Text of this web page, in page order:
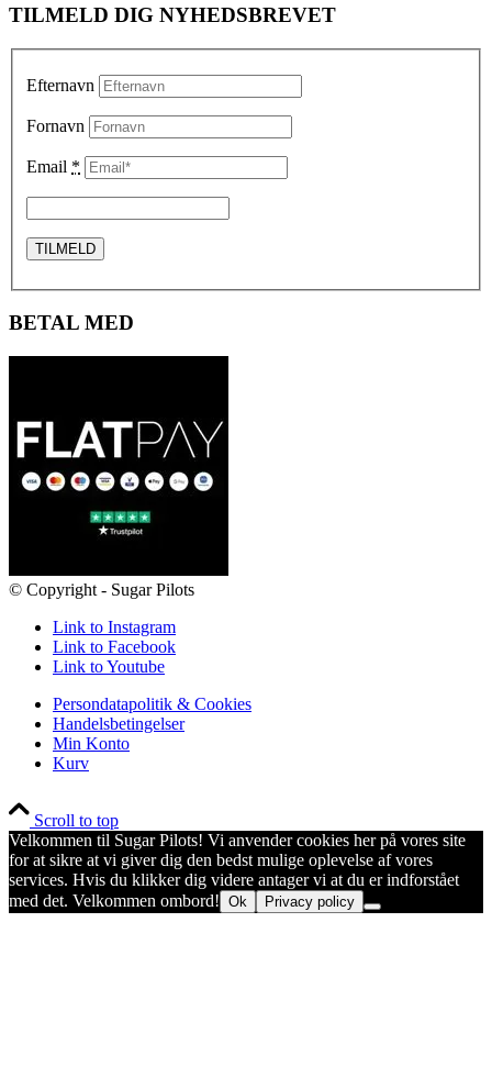
TILMELD DIG NYHEDSBREVET
Efternavn
Fornavn
Email *
BETAL MED
© Copyright - Sugar Pilots
Link to Instagram
Link to Facebook
Link to Youtube
Persondatapolitik & Cookies
Handelsbetingelser
Min Konto
Kurv
Scroll to top
Velkommen til Sugar Pilots! Vi anvender cookies her på vores site
for at sikre at vi giver dig den bedst mulige oplevelse af vores
services. Hvis du klikker dig videre antager vi at du er indforstået
med det. Velkommen ombord! Ok Privacy policy